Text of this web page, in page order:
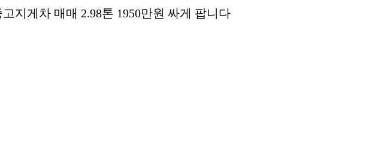
지게차 매매 2.98톤 1950만원 싸게 팝니다